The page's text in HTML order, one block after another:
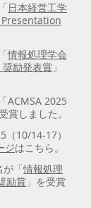
日本経営工学
Presentation
情報処理学会
励発表賞 」
2025
しました。
10/14-17）
ジはこちら。
「情報処理
励賞 」を受賞